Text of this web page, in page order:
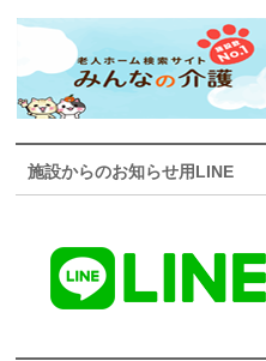
施設からのお知らせ用LINE